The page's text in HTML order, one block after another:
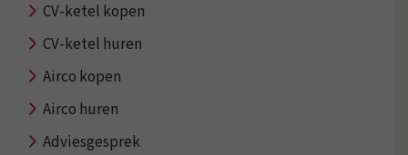
CV-ketel kopen
CV-ketel huren
Airco kopen
Airco huren
Adviesgesprek